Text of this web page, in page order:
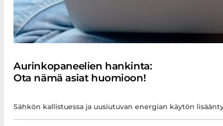
Aurinkopaneelien hankinta:
Ota nämä asiat huomioon!
Sähkön kallistuessa ja uusiutuvan energian käytön